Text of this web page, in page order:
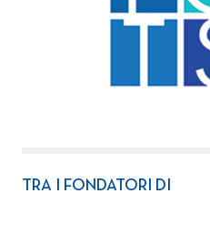
TRA I FONDATORI DI